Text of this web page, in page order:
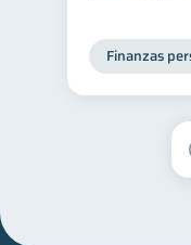
Finanzas